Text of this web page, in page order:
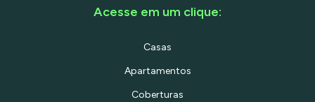
Acesse em um clique:
Casas
Apartamentos
Coberturas